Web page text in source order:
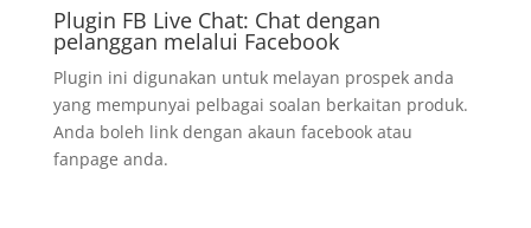
Plugin FB Live Chat: Chat dengan
pelanggan melalui Facebook
Plugin ini digunakan untuk melayan prospek anda
yang mempunyai pelbagai soalan berkaitan produk.
Anda boleh link dengan akaun facebook atau
fanpage anda.